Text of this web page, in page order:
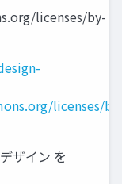
licenses/by-
licenses/
ザイン を